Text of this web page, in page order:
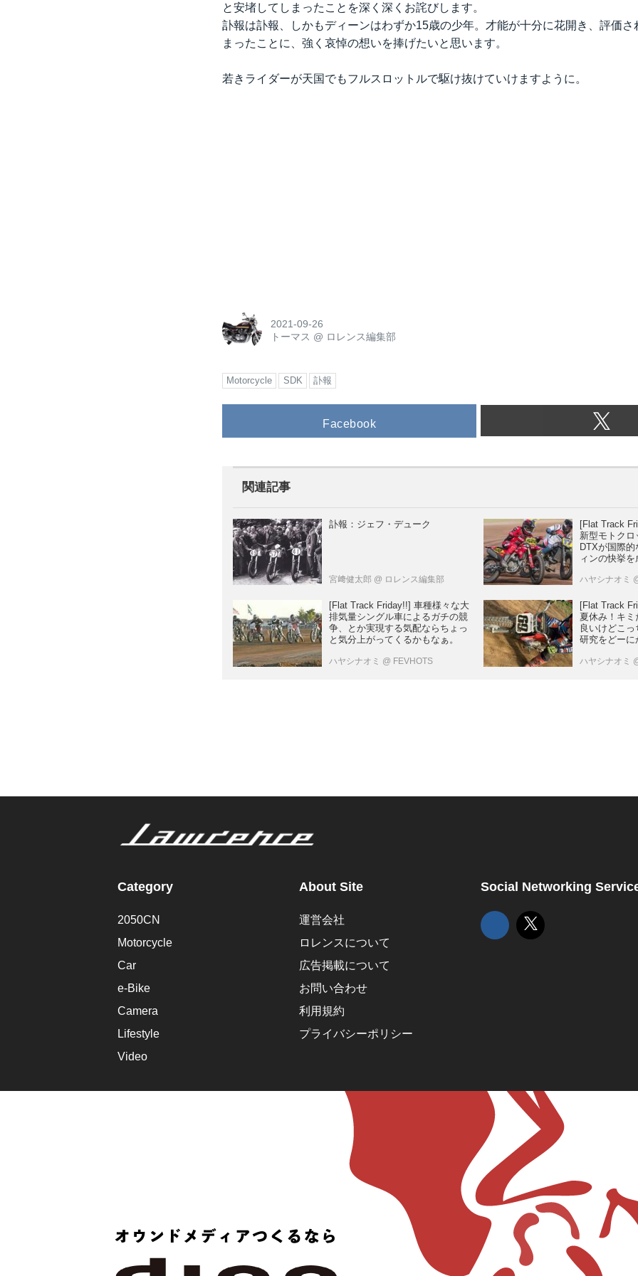
と安堵してしまったことを深く深くお詫びします。
訃報は訃報、しかもディーンはわずか15歳の少年。才能が十分に花開き、評価さ
まったことに、強く哀悼の想いを捧げたいと思います。
若きライダーが天国でもフルスロットルで駆け抜けていけますように。
2021-09-26
トーマス @ ロレンス編集部
Motorcycle SDK 訃報
Facebook
関連記事
訃報：ジェフ・デューク
宮﨑健太郎 @ ロレンス編集部
[Flat Track
新型モトク
DTXが国際的
ィンの快挙を
ハヤシナオミ
[Flat Track Friday!!] 車種様々な大
排気量シングル車によるガチの競
争、とか実現する気配ならちょっ
と気分上がってくるかもなぁ。
ハヤシナオミ @ FEVHOTS
[Flat Track
夏休み！キ
良いけどこ
研究をどーに
ハヤシナオミ
Category
2050CN
Motorcycle
Car
e-Bike
Camera
Lifestyle
Video
About Site
運営会社
ロレンスについて
広告掲載について
お問い合わせ
利用規約
プライバシーポリシー
Social Networking